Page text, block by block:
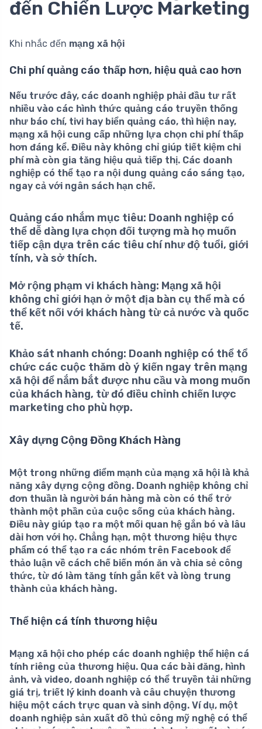
đến Chiến Lược Marketing
Khi nhắc đến mạng xã hội
Chi phí quảng cáo thấp hơn, hiệu quả cao hơn
Nếu trước đây, các doanh nghiệp phải đầu tư rất
nhiều vào các hình thức quảng cáo truyền thống
như báo chí, tivi hay biển quảng cáo, thì hiện nay,
mạng xã hội cung cấp những lựa chọn chi phí thấp
hơn đáng kể. Điều này không chỉ giúp tiết kiệm chi
phí mà còn gia tăng hiệu quả tiếp thị. Các doanh
nghiệp có thể tạo ra nội dung quảng cáo sáng tạo,
ngay cả với ngân sách hạn chế.
Quảng cáo nhắm mục tiêu: Doanh nghiệp có
thể dễ dàng lựa chọn đối tượng mà họ muốn
tiếp cận dựa trên các tiêu chí như độ tuổi, giới
tính, và sở thích.
Mở rộng phạm vi khách hàng: Mạng xã hội
không chỉ giới hạn ở một địa bàn cụ thể mà có
thể kết nối với khách hàng từ cả nước và quốc
tế.
Khảo sát nhanh chóng: Doanh nghiệp có thể tổ
chức các cuộc thăm dò ý kiến ngay trên mạng
xã hội để nắm bắt được nhu cầu và mong muốn
của khách hàng, từ đó điều chỉnh chiến lược
marketing cho phù hợp.
Xây dựng Cộng Đồng Khách Hàng
Một trong những điểm mạnh của mạng xã hội là khả
năng xây dựng cộng đồng. Doanh nghiệp không chỉ
đơn thuần là người bán hàng mà còn có thể trở
thành một phần của cuộc sống của khách hàng.
Điều này giúp tạo ra một mối quan hệ gắn bó và lâu
dài hơn với họ. Chẳng hạn, một thương hiệu thực
phẩm có thể tạo ra các nhóm trên Facebook để
thảo luận về cách chế biến món ăn và chia sẻ công
thức, từ đó làm tăng tính gắn kết và lòng trung
thành của khách hàng.
Thể hiện cá tính thương hiệu
Mạng xã hội cho phép các doanh nghiệp thể hiện cá
tính riêng của thương hiệu. Qua các bài đăng, hình
ảnh, và video, doanh nghiệp có thể truyền tải những
giá trị, triết lý kinh doanh và câu chuyện thương
hiệu một cách trực quan và sinh động. Ví dụ, một
doanh nghiệp sản xuất đồ thủ công mỹ nghệ có thể